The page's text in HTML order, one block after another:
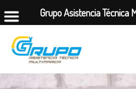
Grupo Asistencia Técnica